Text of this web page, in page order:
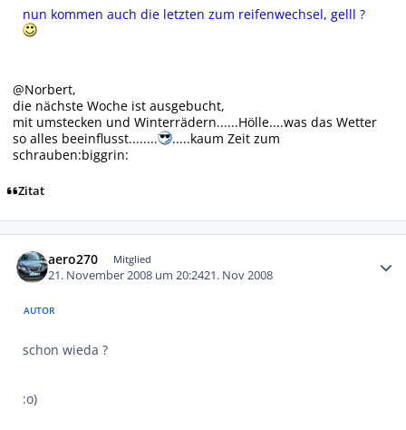
nun kommen auch die letzten zum reifenwechsel, gelll ?
@Norbert,
die nächste Woche ist ausgebucht,
mit umstecken und Winterrädern......Hölle....was das Wetter
so alles beeinflusst........
.....kaum Zeit zum
schrauben:biggrin:
Zitat
aero270 Mitglied
21. November 2008 um 20:2421. Nov 2008
AUTOR
schon wieda ?
:o)